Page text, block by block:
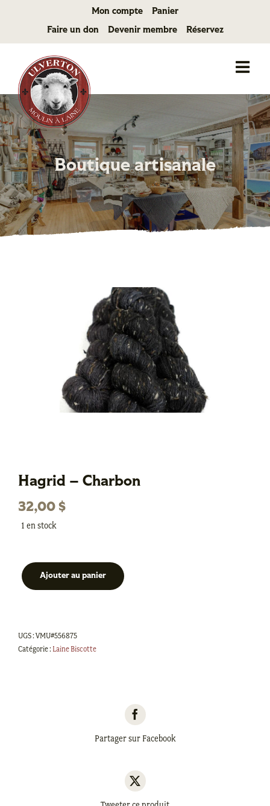
Mon compte Panier
Faire un don Devenir membre Réservez
Boutique artisanale
Hagrid – Charbon
32,00 $
1 en stock
quantité
Charbon
Ajouter au panier
UGS :VMU#556875
Catégorie : Laine Biscotte
Partager sur Facebook